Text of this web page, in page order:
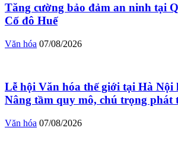
Tăng cường bảo đảm an ninh tại
Cố đô Huế
Văn hóa 07/08/2026
Lễ hội Văn hóa thế giới tại Hà Nội
Nâng tầm quy mô, chú trọng phát
Văn hóa 07/08/2026